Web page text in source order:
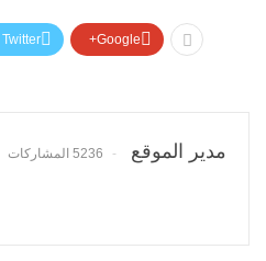
Twitter Google+
مدير الموقع 5236 المشاركات